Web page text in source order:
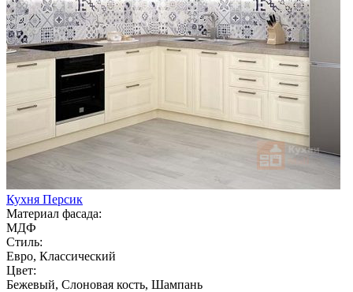
Кухня Персик
Материал фасада:
МДФ
Стиль:
Евро, Классический
Цвет:
Бежевый, Слоновая кость, Шампань